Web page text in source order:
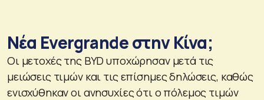
Νέα Evergrande στην Κίνα;
Οι μετοχές της BYD υποχώρησαν μετά τις
μειώσεις τιμών και τις επίσημες δηλώσεις, καθώς
ενισχύθηκαν οι ανησυχίες ότι ο πόλεμος τιμών